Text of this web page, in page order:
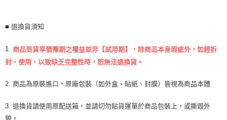
■ 退換貨須知
1. 商品到貨享猶豫期之權益並非【試用期】，除商品本身瑕疵外，如經拆
封、使用，以致缺乏完整性時，恕無法退換貨。
2. 商品為原裝進口，原廠包裝（如外盒、貼紙、封膜）皆視為商品本體
3. 退換貨請使用原配送箱，並請切勿貼貨運單於商品包裝上，或撕毀外
貌。